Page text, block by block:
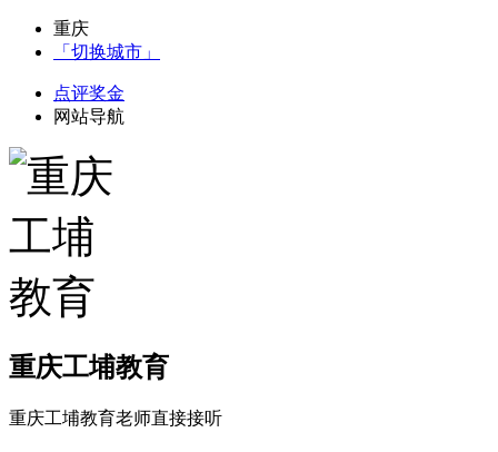
重庆
「切换城市」
点评奖金
网站导航
重庆工埔教育
重庆工埔教育老师直接接听